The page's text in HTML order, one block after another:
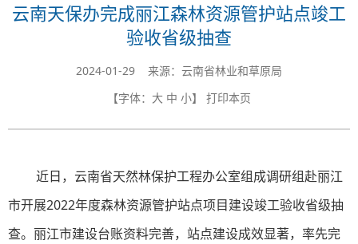
云南天保办完成丽江森林资源管护站点竣工
验收省级抽查
2024-01-29 来源：云南省林业和草原局
【字体： 大 中 小】 打印本页
近日，云南省天然林保护工程办公室组成调研组赴丽江
市开展2022年度森林资源管护站点项目建设竣工验收省级抽
查。丽江市建设台账资料完善，站点建设成效显著，率先完